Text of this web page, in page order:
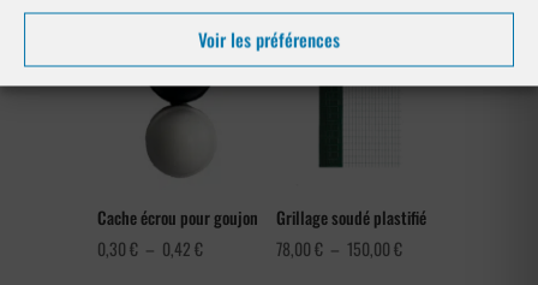
Voir les préférences
Cache écrou pour goujon
0,30€ – 0,42€Plage
Grillage soudé plastifié
78,00€ – 150,00€Plage